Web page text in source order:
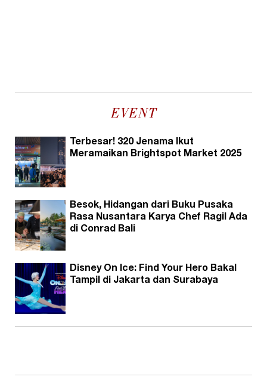
EVENT
Terbesar! 320 Jenama Ikut
Meramaikan Brightspot Market 2025
Besok, Hidangan dari Buku Pusaka
Rasa Nusantara Karya Chef Ragil Ada
di Conrad Bali
Disney On Ice: Find Your Hero Bakal
Tampil di Jakarta dan Surabaya